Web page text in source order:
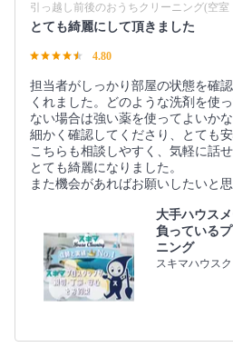
引っ越し前後のおうちクリーニング(空室
とても綺麗にして頂きました
4.80
担当者がしっかり部屋の状態を確
くれました。どのような洗剤を使
ない場合は強い薬を使ってよいかな
細かく確認してくださり、とても
こちらも相談しやすく、気軽に話せ
とても綺麗になりました。
また機会があればお願いしたいと思
大手ハウス
負っている
ニング
スキマハウス